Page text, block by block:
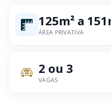
125m² a
ÁREA PRIVATIVA
2 ou 3
VAGAS